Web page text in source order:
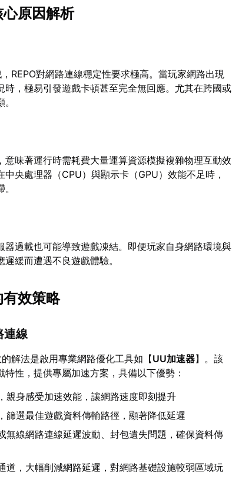
心原因解析
REPO對網路連線穩定性要求極高。當玩家網路出現
，極易引發遊戲卡頓甚至完全無回應。尤其在跨國或
味著運行時需耗費大量運算資源模擬複雜物理互動效
央處理器（CPU）與顯示卡（GPU）效能不足時，
過載也可能導致遊戲凍結。即便玩家自身網路環境與
緩而遭遇不良遊戲體驗。
有效策略
連線
解法是啟用專業網路優化工具如【UU加速器】。該
性，提供專屬加速方案，具備以下優勢：
親身感受加速效能，讓網路速度即刻提升
篩選最佳遊戲資料傳輸路徑，顯著降低延遲
無線網路連線延遲波動、封包遺失問題，確保資料傳
道，大幅削減網路延遲，對網路基礎設施較弱區域玩